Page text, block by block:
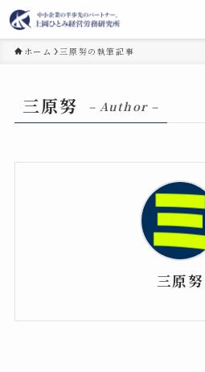
ホーム 三原努の執筆記事
三原努 – Author –
三原努